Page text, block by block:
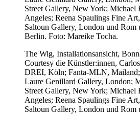
The Wig, Installationsansicht,
Courtesy die Künstler:innen,
DREI, Köln; Fanta-MLN,
Laure Genillard Gallery, London;
Street Gallery, New York; Michael
Angeles; Reena Spaulings Fine
Saltoun Gallery, London und Rom